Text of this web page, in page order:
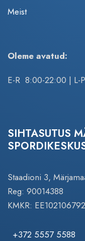
Meist
Oleme avatud:
E-R 8:00-22:00 | L-
SIHTASUTUS
Staadioni 3,
Reg: 90014388
KMKR: EE102106792
+372 5557 5588